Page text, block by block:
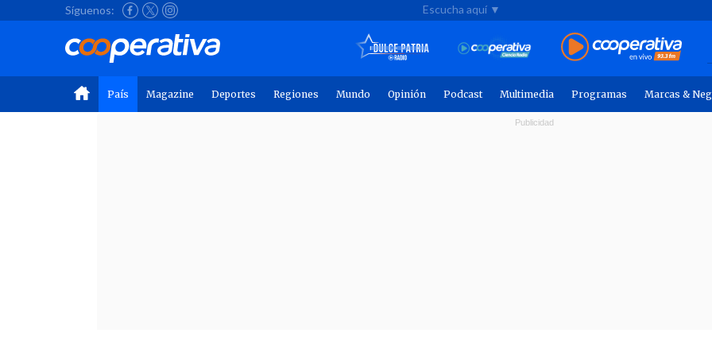
Síguenos: Escucha aquí ▼
País Magazine Deportes Regiones Mundo Opinión Podcast Multimedia Programas Marcas &